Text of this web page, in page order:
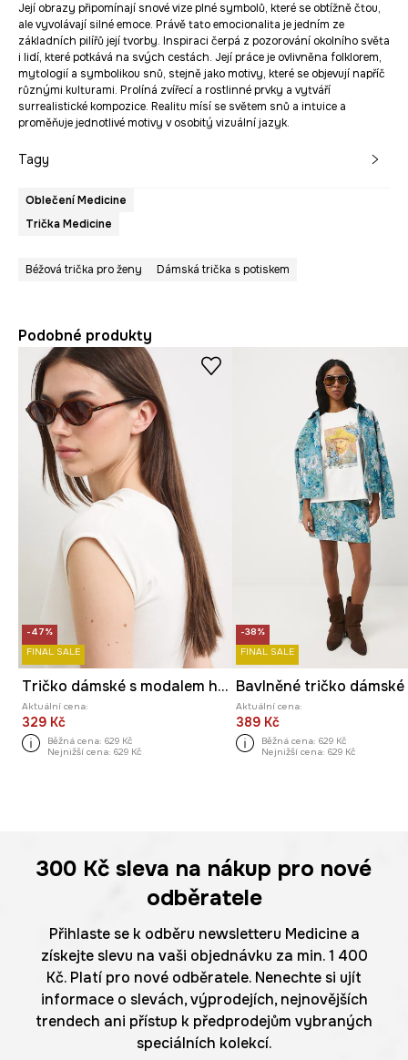
Její obrazy připomínají snové vize plné symbolů, které se obtížně čtou,
ale vyvolávají silné emoce. Právě tato emocionalita je jedním ze
základních pilířů její tvorby. Inspiraci čerpá z pozorování okolního světa
i lidí, které potkává na svých cestách. Její práce je ovlivněna folklorem,
mytologií a symbolikou snů, stejně jako motivy, které se objevují napříč
různými kulturami. Prolíná zvířecí a rostlinné prvky a vytváří
surrealistické kompozice. Realitu mísí se světem snů a intuice a
proměňuje jednotlivé motivy v osobitý vizuální jazyk.
Tagy
Oblečení Medicine
Trička Medicine
Béžová trička pro ženy Dámská trička s potiskem
Podobné produkty
-47%
FINAL SALE
Tričko dámské s modalem hladké
Aktuální cena:
329 Kč
Běžná cena: 629 Kč
Nejnižší cena: 629 Kč
-38%
FINAL SALE
Aktuální cena:
389 Kč
Běžná cena: 629 Kč
Nejnižší cena: 629 Kč
300 Kč sleva na nákup pro nové
odběratele
Přihlaste se k odběru newsletteru Medicine a
získejte slevu na vaši objednávku za min. 1 400
Kč. Platí pro nové odběratele. Nenechte si ujít
informace o slevách, výprodejích, nejnovějších
trendech ani přístup k předprodejům vybraných
speciálních kolekcí.